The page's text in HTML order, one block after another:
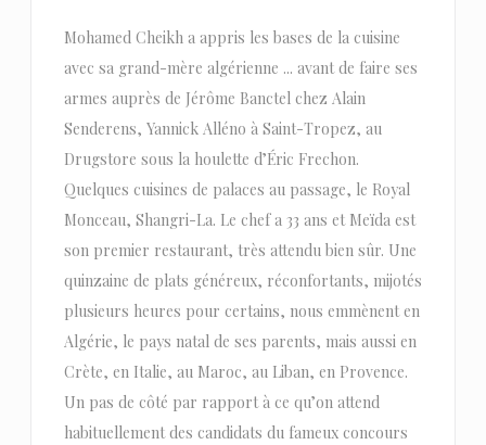
Mohamed Cheikh a appris les bases de la cuisine
avec sa grand-mère algérienne ... avant de faire ses
armes auprès de Jérôme Banctel chez Alain
Senderens, Yannick Alléno à Saint-Tropez, au
Drugstore sous la houlette d’Éric Frechon.
Quelques cuisines de palaces au passage, le Royal
Monceau, Shangri-La. Le chef a 33 ans et Meïda est
son premier restaurant, très attendu bien sûr. Une
quinzaine de plats généreux, réconfortants, mijotés
plusieurs heures pour certains, nous emmènent en
Algérie, le pays natal de ses parents, mais aussi en
Crète, en Italie, au Maroc, au Liban, en Provence.
Un pas de côté par rapport à ce qu’on attend
habituellement des candidats du fameux concours